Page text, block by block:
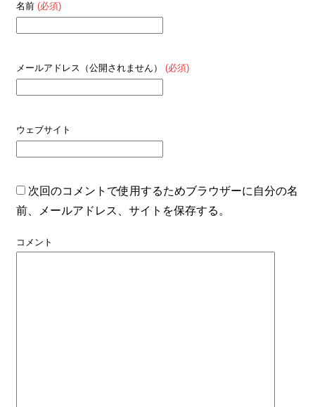
名前 (必須)
メールアドレス（公開されません） (必須)
ウェブサイト
次回のコメントで使用するためブラウザーに自分の名
前、メールアドレス、サイトを保存する。
コメント